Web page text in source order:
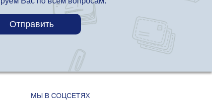
МЫ В СОЦСЕТЯХ